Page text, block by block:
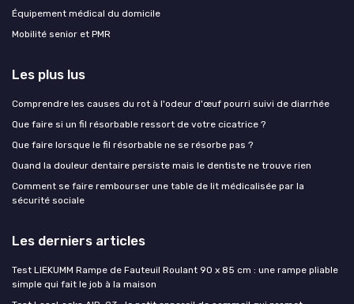
Équipement médical du domicile
Mobilité senior et PMR
Les plus lus
Comprendre les causes du rot à l'odeur d'œuf pourri suivi de diarrhée
Que faire si un fil résorbable ressort de votre cicatrice ?
Que faire lorsque le fil résorbable ne se résorbe pas ?
Quand la douleur dentaire persiste mais le dentiste ne trouve rien
Comment se faire rembourser une table de lit médicalisée par la
sécurité sociale
Les derniers articles
Test LIEKUMM Rampe de Fauteuil Roulant 90 x 85 cm : une rampe pliable
simple qui fait le job à la maison